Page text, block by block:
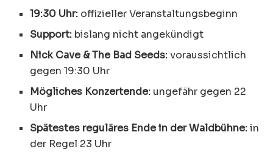
19:30 Uhr: offizieller Veranstaltungsbeginn
Support: bislang nicht angekündigt
Nick Cave & The Bad Seeds:voraussichtlich
gegen 19:30 Uhr
Mögliches Konzertende: ungefähr gegen 22
Uhr
Spätestes reguläres Ende in der Waldbühne:in
der Regel 23 Uhr